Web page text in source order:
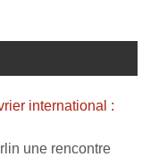
international :
une rencontre